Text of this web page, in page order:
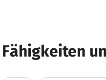
Fähigkeiten